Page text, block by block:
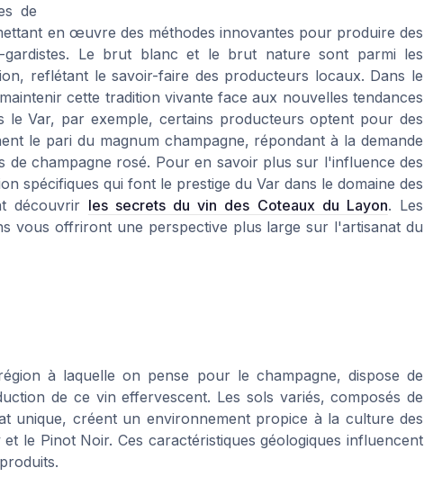
de
en œuvre des méthodes innovantes pour produire des
gardistes. Le brut blanc et le brut nature sont parmi les
reflétant le savoir-faire des producteurs locaux. Dans le
cette tradition vivante face aux nouvelles tendances
le Var, par exemple, certains producteurs optent pour des
le pari du magnum champagne, répondant à la demande
de champagne rosé. Pour en savoir plus sur l'influence des
spécifiques qui font le prestige du Var dans le domaine des
découvrir les secrets du vin des Coteaux du Layon. Les
vous offriront une perspective plus large sur l'artisanat du
à laquelle on pense pour le champagne, dispose de
de ce vin effervescent. Les sols variés, composés de
unique, créent un environnement propice à la culture des
le Pinot Noir. Ces caractéristiques géologiques influencent